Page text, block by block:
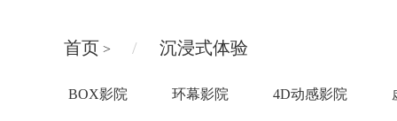
首页 > 沉浸式体验
BOX影院 环幕影院 4D动感影院